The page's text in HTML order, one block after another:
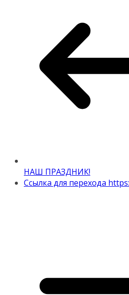
НАШ ПРАЗДНИК!
Ссылка для перехода